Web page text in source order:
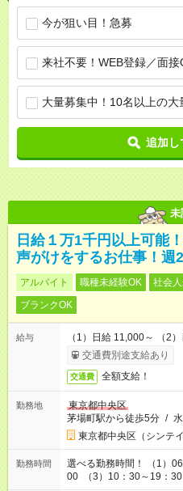
今が狙い目！急募
来社不要！WEB登録／面接
大量募集中！10名以上の大
追加し
未
日給１万1千円以上可能
声がけをするお仕事！週
アルバイト 職種未経験OK 社会
ブランクOK
給与
（1）日給 11,000～ （2
交通費別途支給あり
交通費 全額支給！
勤務地
東京都中央区
茅場町駅から徒歩5分 /
東京都中央区（シンテ
勤務時間
選べる勤務時間！ （1）
00 （3）10：30～19：